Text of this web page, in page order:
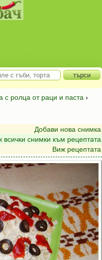
с ролца от раци и паста ›
Добави нова снимка
всички снимки към рецептата
Виж рецептата